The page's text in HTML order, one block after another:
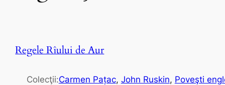
Regele Rîului de Aur
Colecţii:Carmen Pațac, John Ruskin, Poveşti